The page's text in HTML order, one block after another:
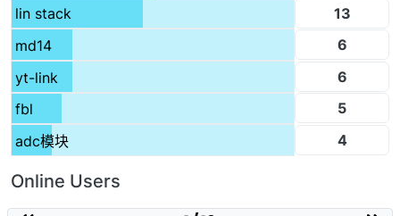
lin stack
13
md14
6
yt-link
6
fbl
5
adc模块
4
Online Users